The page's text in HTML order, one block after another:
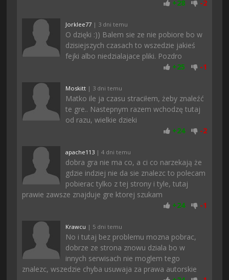
+28 -2
Jorklee77 | 3 dni temu
O dzięki :)) Balem sie ze nie pobiore bo w
dzisiejszych czasach to wszedzie jakieś
fejki albo niedzialajace pliki. Pozdro
+25 -1
Moskitt | 3 dni temu
Matko ile ja czasu straciłem, żeby znaleźć
te gre.. Nastepnym razem wchodzę tutaj
od razu, wielkie dzieki
+24 -2
apache113 | 4 dni temu
dobra gra nie ma co, a ci co narzekają że
gdzie indziej nie da sie znalezc to polecam
pobierac tylko z tej strony i tyle, tutaj
prawie zawsze znajduje gre ktorej szukam
+24 -1
Krawcu | 5 dni temu
No i tutaj bez problemu mozna pobrac,
dobrze ze strona znowu dziala bo w
innych serwisach nie moglem tego
znalezc, wszedzie chyba usuwaja za prawa autorskie